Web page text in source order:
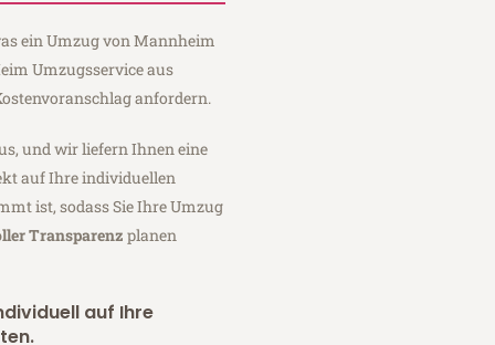
ein Umzug von Mannheim
Umzugsservice aus
anfordern.
und wir liefern Ihnen eine
auf Ihre individuellen
ist, sodass Sie Ihre Umzug
Transparenz planen
auf Ihre